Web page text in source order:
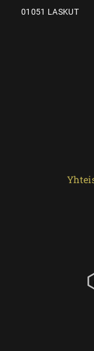
01051 LASKUT